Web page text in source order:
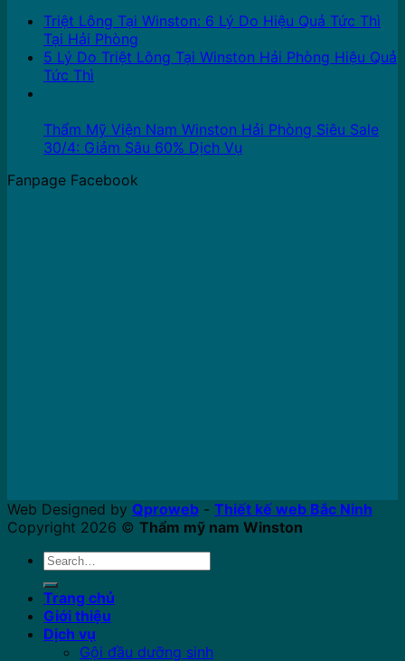
Triệt Lông Tại Winston: 6 Lý Do Hiệu Quả Tức Thì
Tại Hải Phòng
5 Lý Do Triệt Lông Tại Winston Hải Phòng Hiệu Quả
Tức Thì
Thẩm Mỹ Viện Nam Winston Hải Phòng Siêu Sale
30/4: Giảm Sâu 60% Dịch Vụ
Fanpage Facebook
Web Designed by Qproweb - Thiết kế web Bắc Ninh
Copyright 2026 © Thẩm mỹ nam Winston
Search
Trang chủ
Giới thiệu
Dịch vụ
Gội đầu dưỡng sinh